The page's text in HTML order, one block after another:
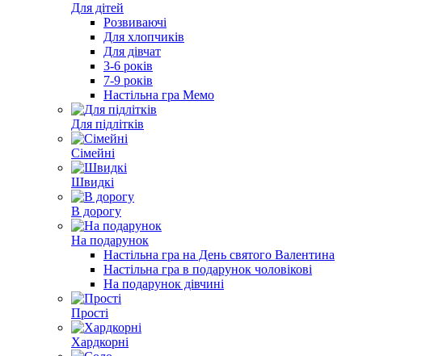
Для дітей
Розвиваючі
Для хлопчиків
Для дівчат
3-6 років
7-9 років
Настільна гра Мемо
Для підлітків
Сімейні
Швидкі
В дорогу
На подарунок
Настільна гра на День святого Валентина
Настільна гра в подарунок чоловікові
На подарунок дівчині
Прості
Хардкорні